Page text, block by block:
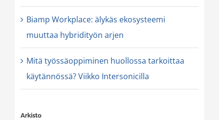
Biamp Workplace: älykäs ekosysteemi
muuttaa hybridityön arjen
Mitä työssäoppiminen huollossa tarkoittaa
käytännössä? Viikko Intersonicilla
Arkisto